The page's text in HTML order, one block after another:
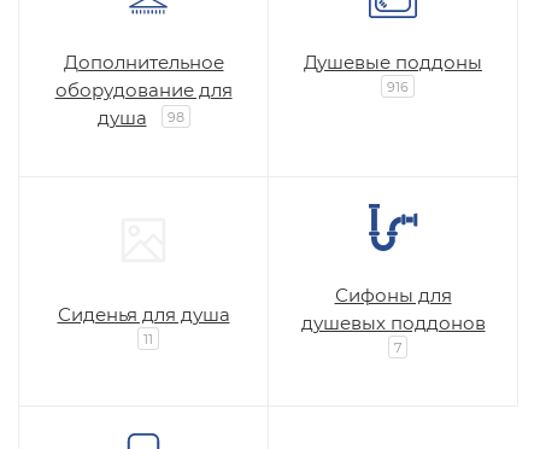
Дополнительное
оборудование для
душа
98
Душевые поддоны
916
Сиденья для душа
11
Сифоны для
душевых поддонов
7